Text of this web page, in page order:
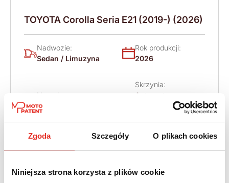
Zgoda Szczegóły O plikach cookies
Niniejsza strona korzysta z plików cookie
TOYOTA Corolla Seria E21 (2019-) (2026)
Nadwozie:
Sedan / Limuzyna
Rok produkcji:
2026
Napęd:
Na przód
Skrzynia:
Automatyczna
bezstopniowa
Benzyna